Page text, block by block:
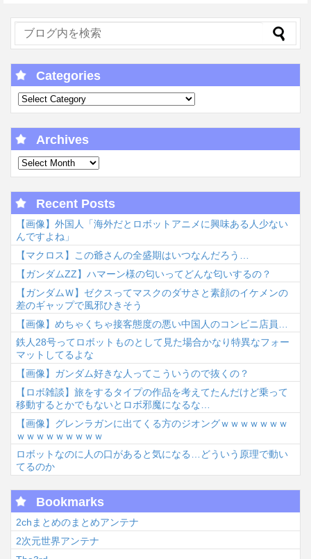
Categories
Archives
Recent Posts
【画像】外国人「海外だとロボットアニメに興味ある人少ない
んですよね」
【マクロス】この爺さんの全盛期はいつなんだろう…
【ガンダムΖΖ】ハマーン様の匂いってどんな匂いするの？
【ガンダムＷ】ゼクスってマスクのダサさと素顔のイケメンの
差のギャップで風邪ひきそう
【画像】めちゃくちゃ接客態度の悪い中国人のコンビニ店員…
鉄人28号ってロボットものとして見た場合かなり特異なフォー
マットしてるよな
【画像】ガンダム好きな人ってこういうので抜くの？
【ロボ雑談】旅をするタイプの作品を考えてたんだけど乗って
移動するとかでもないとロボ邪魔になるな…
【画像】グレンラガンに出てくる方のジオングｗｗｗｗｗｗｗ
ｗｗｗｗｗｗｗｗｗ
ロボットなのに人の口があると気になる…どういう原理で動い
てるのか
Bookmarks
2chまとめのまとめアンテナ
2次元世界アンテナ